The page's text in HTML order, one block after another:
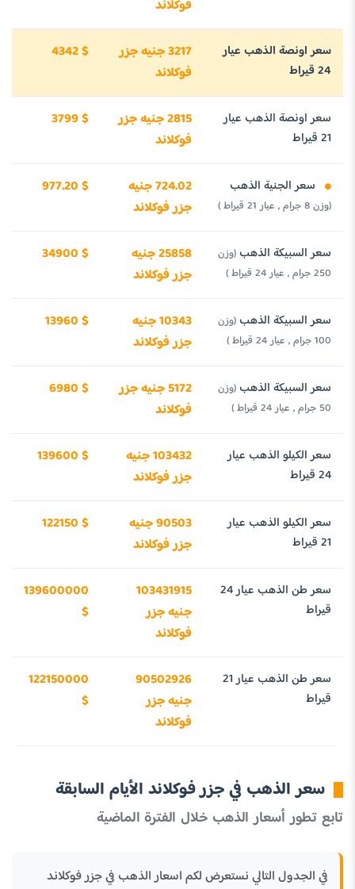
فوكلاند
سعر اونصة الذهب عيار
24 قيراط
3217 جنيه جزر
فوكلاند
4342 $
سعر اونصة الذهب عيار
21 قيراط
2815 جنيه جزر
فوكلاند
3799 $
سعر الجنية الذهب
(وزن 8 جرام , عيار 21 قيراط )
724.02 جنيه
جزر فوكلاند
977.20 $
سعر السبيكة الذهب (وزن
250 جرام , عيار 24 قيراط )
25858 جنيه
جزر فوكلاند
34900 $
سعر السبيكة الذهب (وزن
100 جرام , عيار 24 قيراط )
10343 جنيه
جزر فوكلاند
13960 $
سعر السبيكة الذهب (وزن
50 جرام , عيار 24 قيراط )
5172 جنيه جزر
فوكلاند
6980 $
سعر الكيلو الذهب عيار
24 قيراط
103432 جنيه
جزر فوكلاند
139600 $
سعر الكيلو الذهب عيار
21 قيراط
90503 جنيه
جزر فوكلاند
122150 $
سعر طن الذهب عيار 24
قيراط
103431915
جنيه جزر
فوكلاند
139600000
$
سعر طن الذهب عيار 21
قيراط
90502926
جنيه جزر
فوكلاند
122150000
$
سعر الذهب في جزر فوكلاند الأيام السابقة
تابع تطور أسعار الذهب خلال الفترة الماضية
في الجدول التالي نستعرض لكم اسعار الذهب في جزر فوكلاند